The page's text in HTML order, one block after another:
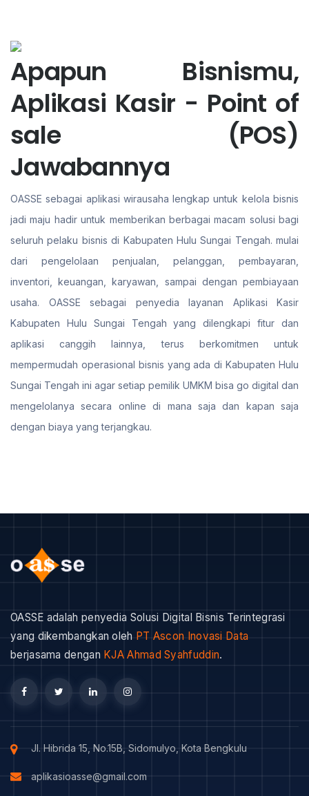
Apapun Bisnismu,
Aplikasi Kasir - Point of
sale (POS)
Jawabannya
OASSE sebagai aplikasi wirausaha lengkap untuk kelola bisnis
jadi maju hadir untuk memberikan berbagai macam solusi bagi
seluruh pelaku bisnis di Kabupaten Hulu Sungai Tengah. mulai
dari pengelolaan penjualan, pelanggan, pembayaran,
inventori, keuangan, karyawan, sampai dengan pembiayaan
usaha. OASSE sebagai penyedia layanan Aplikasi Kasir
Kabupaten Hulu Sungai Tengah yang dilengkapi fitur dan
aplikasi canggih lainnya, terus berkomitmen untuk
mempermudah operasional bisnis yang ada di Kabupaten Hulu
Sungai Tengah ini agar setiap pemilik UMKM bisa go digital dan
mengelolanya secara online di mana saja dan kapan saja
dengan biaya yang terjangkau.
OASSE adalah penyedia Solusi Digital Bisnis Terintegrasi
yang dikembangkan oleh PT Ascon Inovasi Data
berjasama dengan KJA Ahmad Syahfuddin.
Jl. Hibrida 15, No.15B, Sidomulyo, Kota Bengkulu
aplikasioasse@gmail.com